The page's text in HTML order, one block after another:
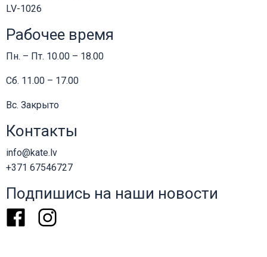
LV-1026
Рабочее время
Пн. – Пт. 10.00 – 18.00
Сб. 11.00 – 17.00
Вс. Закрыто
Контакты
info@kate.lv
+371 67546727
Подпишись на наши новости
FacebookInstagram